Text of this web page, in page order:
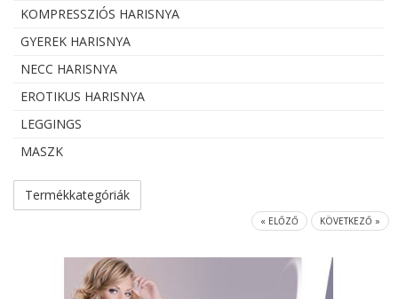
KOMPRESSZIÓS HARISNYA
GYEREK HARISNYA
NECC HARISNYA
EROTIKUS HARISNYA
LEGGINGS
MASZK
Termékkategóriák
« ELŐZŐ KÖVETKEZŐ »